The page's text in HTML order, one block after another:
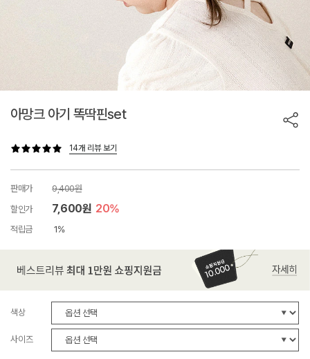
아망크 아기 똑딱핀set
14개 리뷰 보기
판매가
9,400원
할인가
7,600원 20%
적립금 1%
색상
사이즈